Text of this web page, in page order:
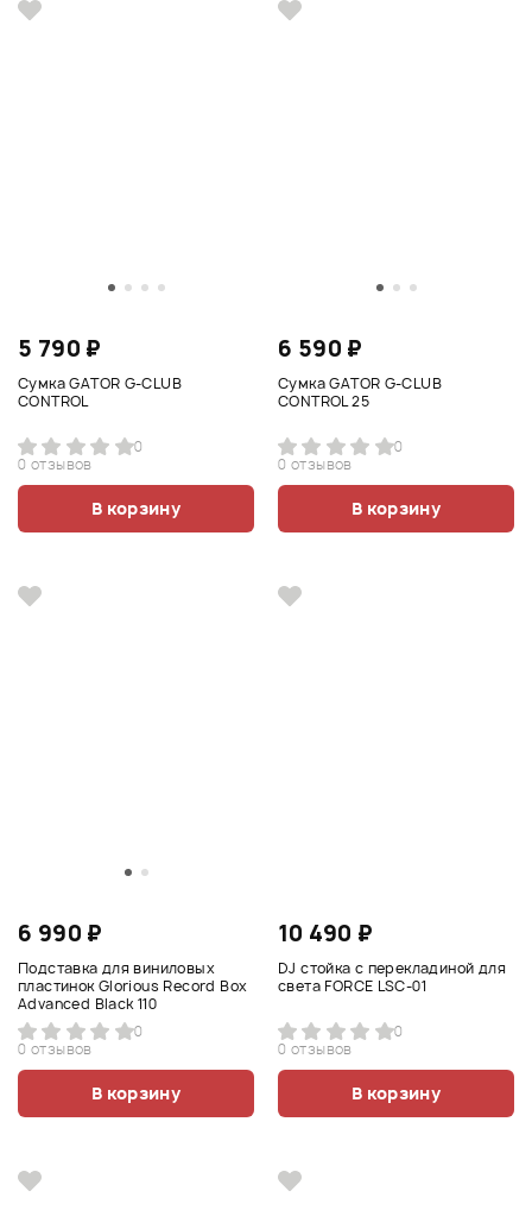
5 790 ₽
Сумка GATOR G-CLUB
CONTROL
0
0 отзывов
В корзину
6 590 ₽
Сумка GATOR G-CLUB
CONTROL 25
0
0 отзывов
В корзину
6 990 ₽
Подставка для виниловых
пластинок Glorious Record Box
Advanced Black 110
0
0 отзывов
В корзину
10 490 ₽
DJ стойка с перекладиной для
света FORCE LSC-01
0
0 отзывов
В корзину